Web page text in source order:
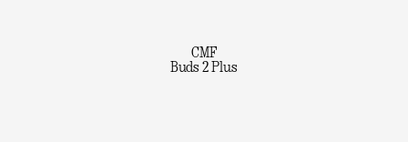
CMF
Buds 2 Plus